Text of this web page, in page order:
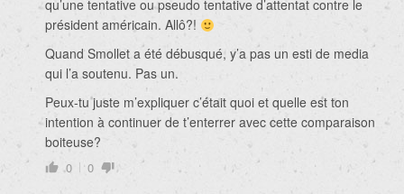
qu’une tentative ou pseudo tentative d’attentat contre le
président américain. Allô?!
Quand Smollet a été débusqué, y’a pas un esti de media
qui l’a soutenu. Pas un.
Peux-tu juste m’expliquer c’était quoi et quelle est ton
intention à continuer de t’enterrer avec cette comparaison
boiteuse?
0 0